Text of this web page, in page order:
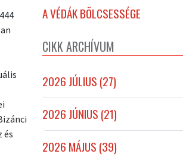
és
A VÉDÁK BÖLCSESSÉGE
CIKK ARCHÍVUM
2026 JÚLIUS (27)
2026 JÚNIUS (21)
2026 MÁJUS (39)